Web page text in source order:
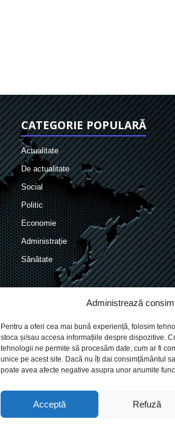
Administrează
Pentru a oferi cea mai bună experiență, folosim
stoca și/sau accesa informațiile despre dispozitive.
tehnologii ne permite să procesăm date, cum ar fi
unice pe acest site. Dacă nu îți dai consimțământul
poate avea afecte negative asupra unor anumite
Acceptă Refuză
CATEGORIE POPULARĂ
Actualitate
De actualitate
Social
Politic
Economie
Administrație
Sănătate